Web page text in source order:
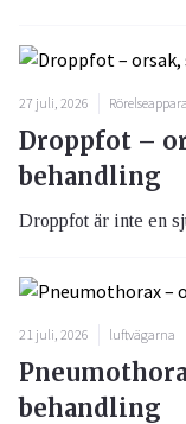
27 juli, 2026
Droppfot –
behandling
Droppfot är inte en
21 juli, 2026 luftvägarna
behandling